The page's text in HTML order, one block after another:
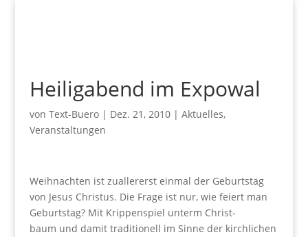
Heiligabend im Expowal
von Text-Buero| Dez. 21, 2010| Aktuelles,
Veranstaltungen
Weihnachten ist zuallererst einmal der Geburtstag
von Jesus Christus. Die Frage ist nur, wie feiert man
Geburtstag? Mit Krippenspiel unterm Christ-
baum und damit traditionell im Sinne der kirchlichen